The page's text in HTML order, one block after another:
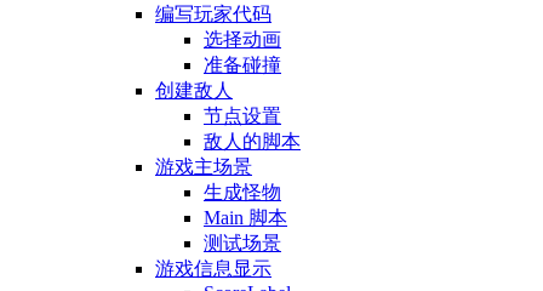
编写玩家代码
选择动画
准备碰撞
创建敌人
节点设置
敌人的脚本
游戏主场景
生成怪物
Main 脚本
测试场景
游戏信息显示